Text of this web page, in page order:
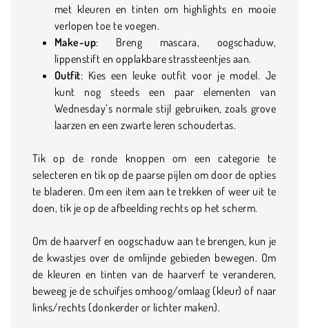
met kleuren en tinten om highlights en mooie
verlopen toe te voegen.
Make-up: Breng mascara, oogschaduw,
lippenstift en opplakbare strassteentjes aan.
Outfit: Kies een leuke outfit voor je model. Je
kunt nog steeds een paar elementen van
Wednesday’s normale stijl gebruiken, zoals grove
laarzen en een zwarte leren schoudertas.
Tik op de ronde knoppen om een categorie te
selecteren en tik op de paarse pijlen om door de opties
te bladeren. Om een item aan te trekken of weer uit te
doen, tik je op de afbeelding rechts op het scherm.
Om de haarverf en oogschaduw aan te brengen, kun je
de kwastjes over de omlijnde gebieden bewegen. Om
de kleuren en tinten van de haarverf te veranderen,
beweeg je de schuifjes omhoog/omlaag (kleur) of naar
links/rechts (donkerder or lichter maken).